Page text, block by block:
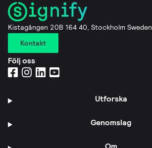
Kistagången 20B 164 40, Stockholm Sweden
Kontakt
Följ oss
Utforska
Genomslag